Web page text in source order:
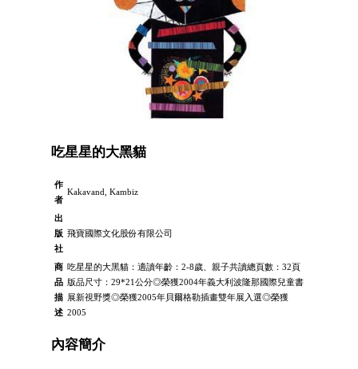
吃星星的大黑貓
作
者
Kakavand, Kambiz
出
版
社
飛寶國際文化股份有限公司
商
品
描
述
吃星星的大黑貓：適讀年齡：2-8歲、親子共讀總頁數：32頁
版品尺寸：29*21公分◎榮獲2004年義大利波隆那國際兒童書
展新視野獎◎榮獲2005年貝爾格勒插畫雙年展入選◎榮獲
2005
內容簡介